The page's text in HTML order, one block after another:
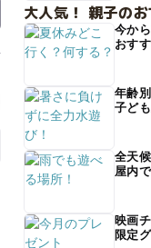
大人気！ 親子の
今か
おす
年齢
子ど
全天
屋内
映画
限定